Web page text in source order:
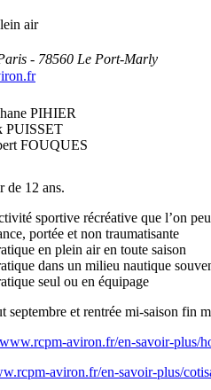
air
- 78560 Le Port-Marly
PIHIER
PUISSET
FOUQUES
de 12 ans.
sportive récréative que l’on
portée et non traumatisante
en plein air en toute saison
dans un milieu nautique
seul ou en équipage
septembre et rentrée mi-saison fin
aviron.fr/en-savoir-plus/
aviron.fr/en-savoir-plus/